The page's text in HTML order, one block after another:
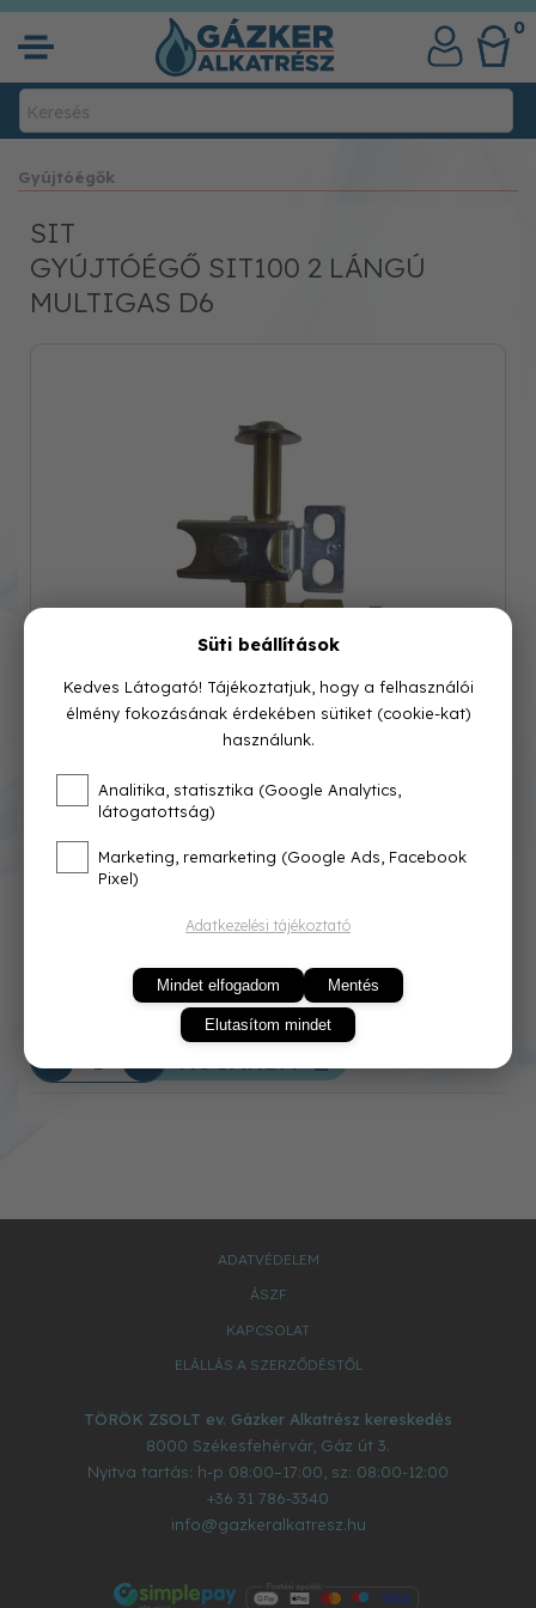
0
Gyújtóégők
SIT
GYÚJTÓÉGŐ SIT100 2 LÁNGÚ
MULTIGAS D6
Cikkszám: 0100020
Azonnal raktárról
5 990 Ft
KOSÁRBA
ADATVÉDELEM
ÁSZF
KAPCSOLAT
ELÁLLÁS A SZERZŐDÉSTŐL
TÖRÖK ZSOLT ev. Gázker Alkatrész kereskedés
8000 Székesfehérvár, Gáz út 3.
Nyitva tartás: h-p 08:00–17:00, sz: 08:00-12:00
+36 31 786-3340
info@gazkeralkatresz.hu
Süti beállítások
Kedves Látogató! Tájékoztatjuk, hogy a felhasználói
élmény fokozásának érdekében sütiket (cookie-kat)
használunk.
Analitika, statisztika (Google Analytics,
látogatottság)
Marketing, remarketing (Google Ads, Facebook
Pixel)
Adatkezelési tájékoztató
Mindet elfogadom Mentés
Elutasítom mindet